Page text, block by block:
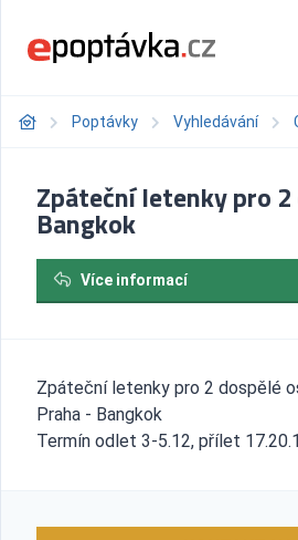
Poptávky Vyhledávání
Zpáteční letenky pro
Bangkok
Více informací
Zpáteční letenky pro 2 dospělé
Praha - Bangkok
Termín odlet 3-5.12, přílet